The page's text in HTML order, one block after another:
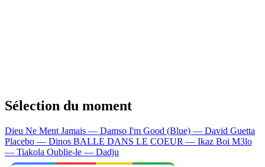
Sélection du moment
Dieu Ne Ment Jamais — Damso I'm Good (Blue) — David Guetta
Placebo — Dinos BALLE DANS LE COEUR — Ikaz Boi M3lo
— Tiakola Oublie-le — Dadju